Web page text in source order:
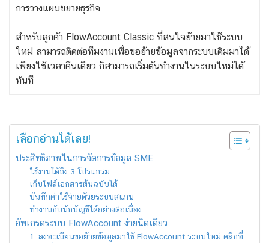
การวางแผนขยายธุรกิจ
สำหรับลูกค้า FlowAccount Classic ที่สนใจย้ายมาใช้ระบบ
ใหม่ สามารถติดต่อทีมงานเพื่อขอย้ายข้อมูลจากระบบเดิมมาได้
เพียงใช้เวลาคืนเดียว ก็สามารถเริ่มต้นทำงานในระบบใหม่ได้
ทันที
เลือกอ่านได้เลย!
ประสิทธิภาพในการจัดการข้อมูล SME
ใช้งานได้ถึง 3 โปรแกรม
เก็บไฟล์เอกสารต้นฉบับได้
บันทึกค่าใช้จ่ายด้วยระบบสแกน
ทำงานกับนักบัญชีได้อย่างต่อเนื่อง
อัพเกรดระบบ FlowAccount ง่ายนิดเดียว
1. ลงทะเบียนขอย้ายข้อมูลมาใช้ FlowAccount ระบบใหม่ คลิกที่